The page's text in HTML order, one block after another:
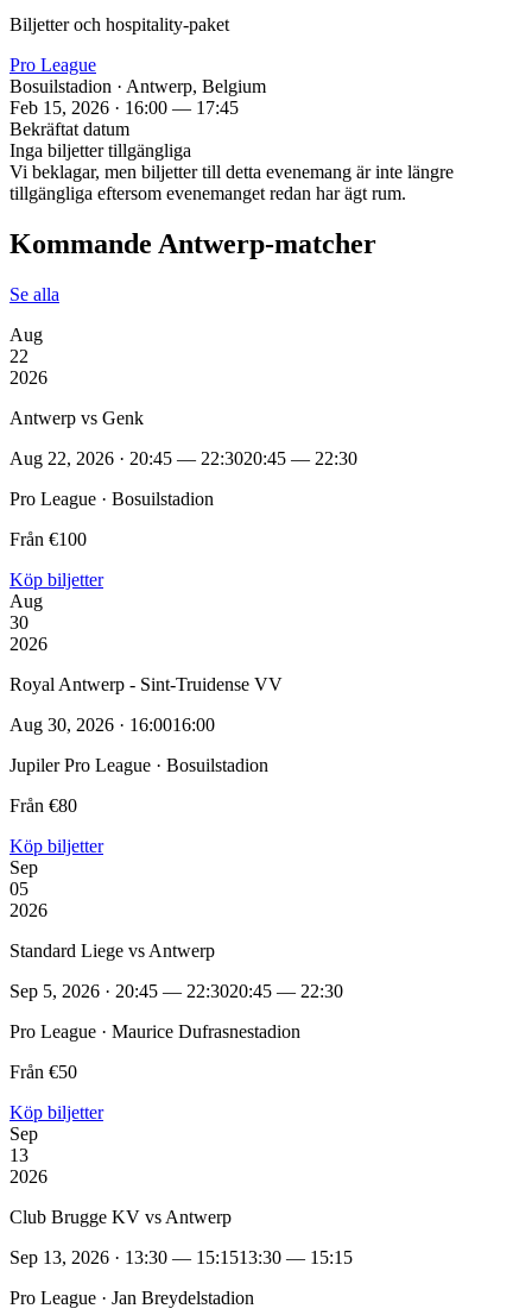
Biljetter och hospitality‑paket
Pro League
Bosuilstadion · Antwerp, Belgium
Feb 15, 2026 · 16:00 — 17:45
Bekräftat datum
Inga biljetter tillgängliga
Vi beklagar, men biljetter till detta evenemang är inte längre
tillgängliga eftersom evenemanget redan har ägt rum.
Kommande Antwerp‑matcher
Se alla
Aug
22
2026
Antwerp vs Genk
Aug 22, 2026 · 20:45 — 22:3020:45 — 22:30
Pro League · Bosuilstadion
Från €100
Köp biljetter
Aug
30
2026
Royal Antwerp - Sint-Truidense VV
Aug 30, 2026 · 16:0016:00
Jupiler Pro League · Bosuilstadion
Från €80
Köp biljetter
Sep
05
2026
Standard Liege vs Antwerp
Sep 5, 2026 · 20:45 — 22:3020:45 — 22:30
Pro League · Maurice Dufrasnestadion
Från €50
Köp biljetter
Sep
13
2026
Club Brugge KV vs Antwerp
Sep 13, 2026 · 13:30 — 15:1513:30 — 15:15
Pro League · Jan Breydelstadion